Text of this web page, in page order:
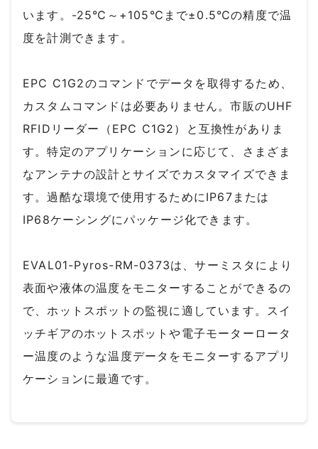
います。-25℃～+105℃まで±0.5℃の精度で温
度を計測できます。
EPC C1G2のコマンドでデータを取得するため、
カスタムコマンドは必要ありません。市販のUHF
RFIDリーダー（EPC C1G2）と互換性がありま
す。特定のアプリケーションに応じて、さまざま
なアンテナの設計とサイズでカスタマイズできま
す。過酷な環境で使用するためにIP67または
IP68ケーシングにパッケージ化できます。
EVAL01-Pyros-RM-0373は、サーミスタにより
表面や液体の温度をモニターすることができるの
で、ホットスポットの監視に適しています。スイ
ッチギアのホットスポットや電子モーターロータ
ー温度のような温度データをモニターするアプリ
ケーションに最適です。